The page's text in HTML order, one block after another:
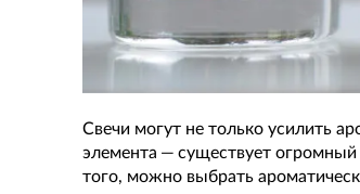
Свечи могут не только усилить
элемента — существует
того, можно выбрать